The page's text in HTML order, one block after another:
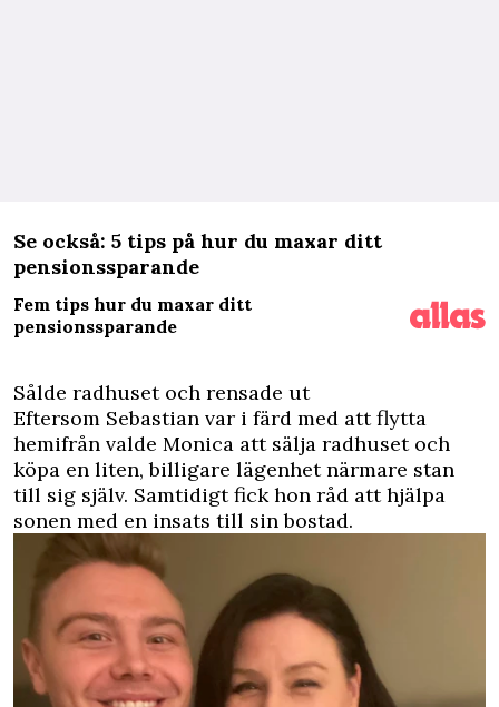
Se också: 5 tips på hur du maxar ditt
pensionssparande
Fem tips hur du maxar ditt
pensionssparande
Sålde radhuset och rensade ut
Eftersom Sebastian var i färd med att flytta
hemifrån valde Monica att sälja radhuset och
köpa en liten, billigare lägenhet närmare stan
till sig själv. Samtidigt fick hon råd att hjälpa
sonen med en insats till sin bostad.